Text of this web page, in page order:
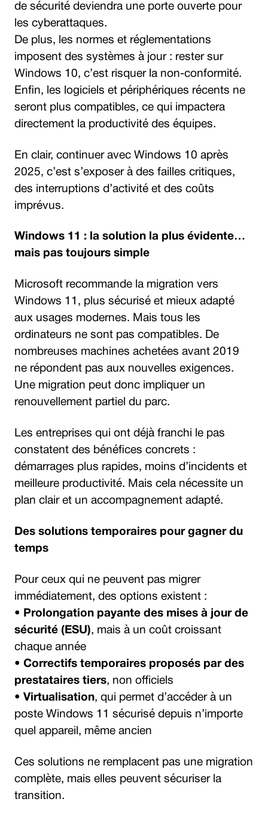
de sécurité deviendra une porte ouverte pour
les cyberattaques.
De plus, les normes et réglementations
imposent des systèmes à jour : rester sur
Windows 10, c’est risquer la non-conformité.
Enfin, les logiciels et périphériques récents ne
seront plus compatibles, ce qui impactera
directement la productivité des équipes.
En clair, continuer avec Windows 10 après
2025, c’est s’exposer à des failles critiques,
des interruptions d’activité et des coûts
imprévus.
Windows 11 : la solution la plus évidente…
mais pas toujours simple
Microsoft recommande la migration vers
Windows 11, plus sécurisé et mieux adapté
aux usages modernes. Mais tous les
ordinateurs ne sont pas compatibles. De
nombreuses machines achetées avant 2019
ne répondent pas aux nouvelles exigences.
Une migration peut donc impliquer un
renouvellement partiel du parc.
Les entreprises qui ont déjà franchi le pas
constatent des bénéfices concrets :
démarrages plus rapides, moins d’incidents et
meilleure productivité. Mais cela nécessite un
plan clair et un accompagnement adapté.
Des solutions temporaires pour gagner du
temps
Pour ceux qui ne peuvent pas migrer
immédiatement, des options existent :
• Prolongation payante des mises à jour de
sécurité (ESU), mais à un coût croissant
chaque année
• Correctifs temporaires proposés par des
prestataires tiers, non officiels
• Virtualisation, qui permet d’accéder à un
poste Windows 11 sécurisé depuis n’importe
quel appareil, même ancien
Ces solutions ne remplacent pas une migration
complète, mais elles peuvent sécuriser la
transition.